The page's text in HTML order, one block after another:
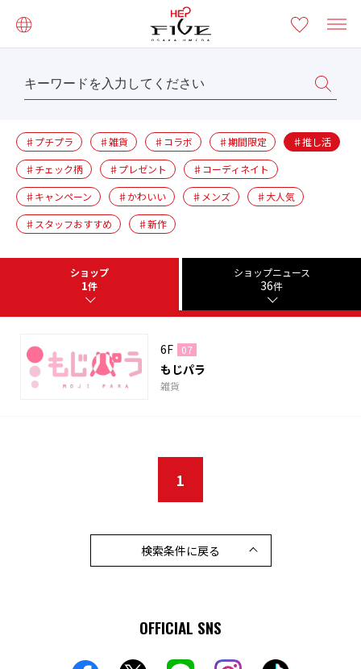
♯プチプラ ♯雑貨 ♯コラボ ♯期間限定
♯推し活
♯チェック柄
♯プレゼント
♯コーディネイト
♯キャンペーン
♯かわいい ♯メンズ
♯大人気
♯スタッフおすすめ
♯新作
ショップ
1件
ショップニュース
36件
6F 07
もじパラ
雑貨
1
検索条件に戻る
OFFICIAL SNS